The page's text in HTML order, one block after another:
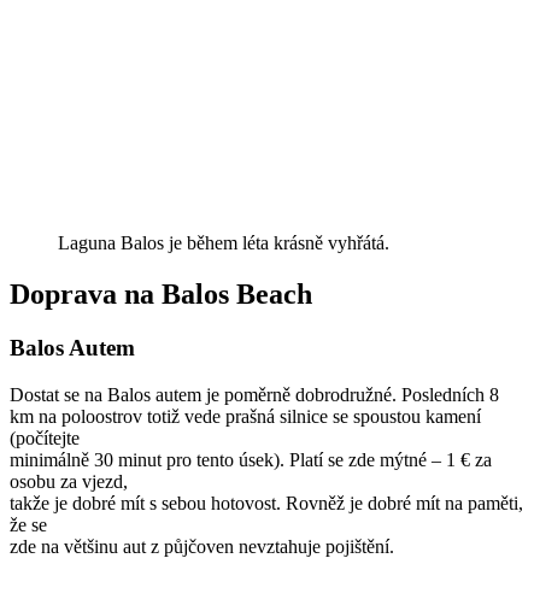
Laguna Balos je během léta krásně vyhřátá.
Doprava na Balos Beach
Balos Autem
Dostat se na Balos autem je poměrně dobrodružné. Posledních 8
km na poloostrov totiž vede prašná silnice se spoustou kamení
(počítejte
minimálně 30 minut pro tento úsek). Platí se zde mýtné – 1 € za
osobu za vjezd,
takže je dobré mít s sebou hotovost. Rovněž je dobré mít na paměti,
že se
zde na většinu aut z půjčoven nevztahuje pojištění.